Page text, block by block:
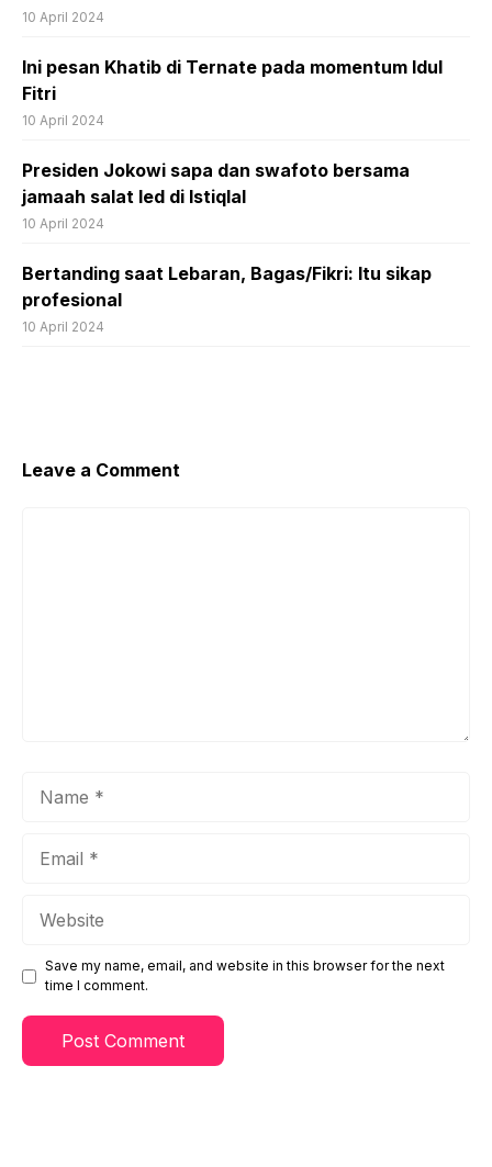
10 April 2024
Ini pesan Khatib di Ternate pada momentum Idul
Fitri
10 April 2024
Presiden Jokowi sapa dan swafoto bersama
jamaah salat Ied di Istiqlal
10 April 2024
Bertanding saat Lebaran, Bagas/Fikri: Itu sikap
profesional
10 April 2024
Leave a Comment
Save my name, email, and website in this browser for the next
time I comment.